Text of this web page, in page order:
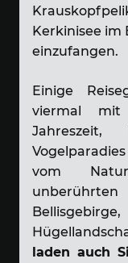
Kerkinisee
einzufangen.
Einige
viermal mit
Jahreszeit,
vom
laden auch